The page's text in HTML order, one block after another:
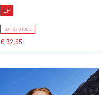
LP
OUT OF STOCK
€ 32,95